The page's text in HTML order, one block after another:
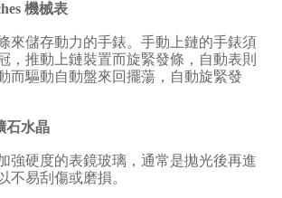
機械表
來儲存動力的手錶。手動上鏈的手錶須
，推動上鏈裝置而旋緊發條，自動表則
而驅動自動盤來回擺蕩，自動旋緊發
石水晶
強硬度的表鏡玻璃，通常是拋光後再進
不易刮傷或磨損。